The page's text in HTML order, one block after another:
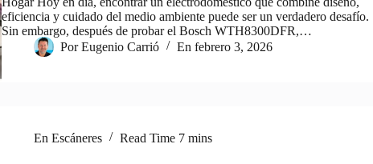
eficiencia y cuidado del medio ambiente puede ser un verdadero desafío.
Sin embargo, después de probar el Bosch WTH8300DFR,…
Por Eugenio Carrió En febrero 3, 2026
En Escáneres Read Time 7 mins